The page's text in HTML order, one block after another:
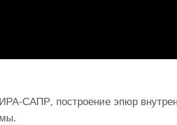
САПР, построение эпюр